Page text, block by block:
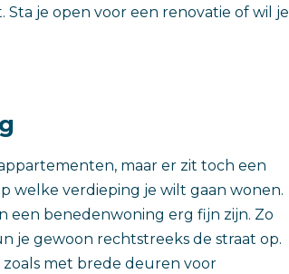
je open voor een renovatie of wil je
maar er zit toch een
welke verdieping je wilt gaan wonen.
een benedenwoning erg fijn zijn. Zo
je gewoon rechtstreeks de straat op.
met brede deuren voor